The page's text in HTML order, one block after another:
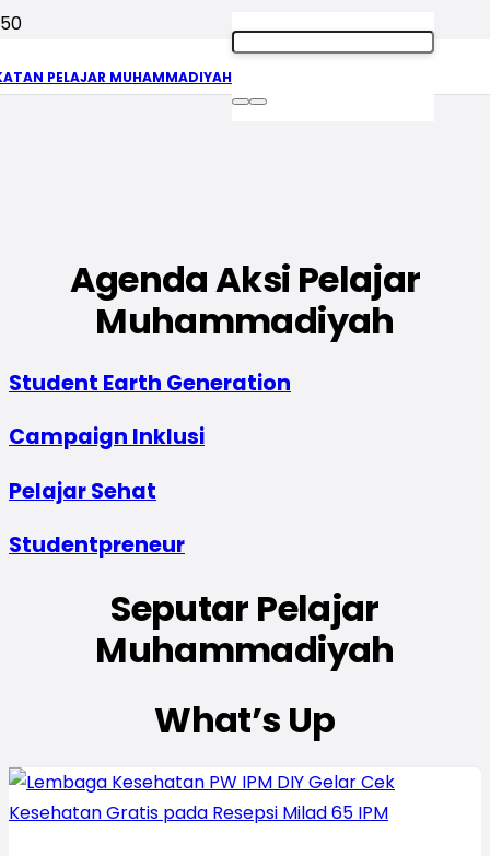
PELAJAR MUHAMMADIYAH
AgendaAksi Pelajar
Muhammadiyah
Student Earth Generation
Campaign Inklusi
Pelajar Sehat
Studentpreneur
Seputar Pelajar
Muhammadiyah
What’s Up